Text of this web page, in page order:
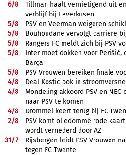
6/8
Tillman haalt vernietigend uit
verblijf bij Leverkusen
5/8
PSV en Veerman weigeren
5/8
Bouhoudane vervolgt carrière
5/8
Rangers FC meldt zich bij PSV
5/8
Inter moet dokken voor Perišić,
Barça
5/8
PSV Vrouwen bereiken finale
4/8
Deal Kostic ook in
4/8
Mondeling akkoord PSV en
naar PSV te komen
4/8
Drommel keert terug bij FC
2/8
PSV komt oliedomme rode
wordt vernederd door AZ
31/7
Rijsbergen leidt PSV Vrouwen
tegen FC Twente